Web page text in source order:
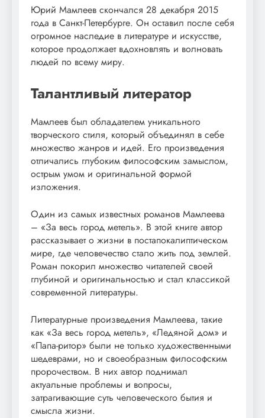
Юрий Мамлеев скончался 28 декабря 2015
года в Санкт-Петербурге. Он оставил после себя
огромное наследие в литературе и искусстве,
которое продолжает вдохновлять и волновать
людей по всему миру.
Талантливый литератор
Мамлеев был обладателем уникального
творческого стиля, который объединял в себе
множество жанров и идей. Его произведения
отличались глубоким философским замыслом,
острым умом и оригинальной формой
изложения.
Один из самых известных романов Мамлеева
– «За весь город метель». В этой книге автор
рассказывает о жизни в постапокалиптическом
мире, где человечество стало жить под землей.
Роман покорил множество читателей своей
глубиной и оригинальностью и стал классикой
современной литературы.
Литературные произведения Мамлеева, такие
как «За весь город метель», «Ледяной дом» и
«Папа-ритор» были не только художественными
шедеврами, но и своеобразным философским
пророчеством. В них автор поднимал
актуальные проблемы и вопросы,
затрагивающие суть человеческого бытия и
смысла жизни.